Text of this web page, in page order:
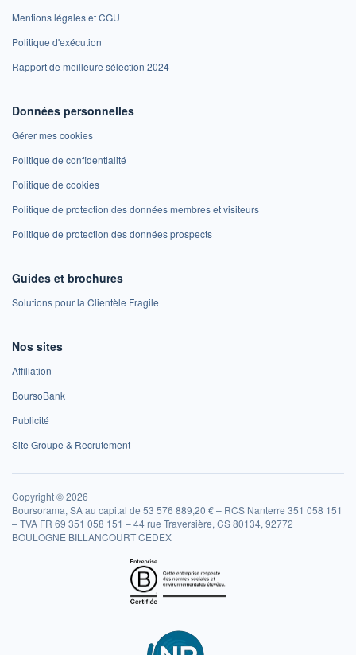
Mentions légales et CGU
Politique d'exécution
Rapport de meilleure sélection 2024
Données personnelles
Gérer mes cookies
Politique de confidentialité
Politique de cookies
Politique de protection des données membres et visiteurs
Politique de protection des données prospects
Guides et brochures
Solutions pour la Clientèle Fragile
Nos sites
Affiliation
BoursoBank
Publicité
Site Groupe & Recrutement
Copyright © 2026
Boursorama, SA au capital de 53 576 889,20 € – RCS Nanterre 351 058 151
– TVA FR 69 351 058 151 – 44 rue Traversière, CS 80134, 92772
BOULOGNE BILLANCOURT CEDEX